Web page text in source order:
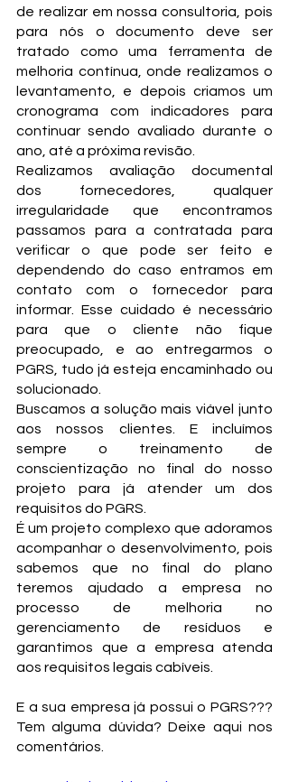
de realizar em nossa consultoria, pois
para nós o documento deve ser
tratado como uma ferramenta de
melhoria contínua, onde realizamos o
levantamento, e depois criamos um
cronograma com indicadores para
continuar sendo avaliado durante o
ano, até a próxima revisão.
Realizamos avaliação documental
dos fornecedores, qualquer
irregularidade que encontramos
passamos para a contratada para
verificar o que pode ser feito e
dependendo do caso entramos em
contato com o fornecedor para
informar. Esse cuidado é necessário
para que o cliente não fique
preocupado, e ao entregarmos o
PGRS, tudo já esteja encaminhado ou
solucionado.
Buscamos a solução mais viável junto
aos nossos clientes. E incluímos
sempre o treinamento de
conscientização no final do nosso
projeto para já atender um dos
requisitos do PGRS.
É um projeto complexo que adoramos
acompanhar o desenvolvimento, pois
sabemos que no final do plano
teremos ajudado a empresa no
processo de melhoria no
gerenciamento de resíduos e
garantimos que a empresa atenda
aos requisitos legais cabíveis.
E a sua empresa já possui o PGRS???
Tem alguma dúvida? Deixe aqui nos
comentários.